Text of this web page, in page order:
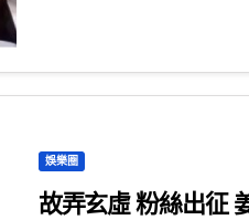
娛樂圈
故弄玄虛 粉絲出征